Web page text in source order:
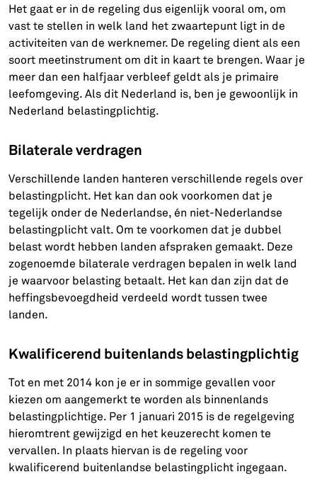
Het gaat er in de regeling dus eigenlijk vooral om, om
vast te stellen in welk land het zwaartepunt ligt in de
activiteiten van de werknemer. De regeling dient als een
soort meetinstrument om dit in kaart te brengen. Waar je
meer dan een halfjaar verbleef geldt als je primaire
leefomgeving. Als dit Nederland is, ben je gewoonlijk in
Nederland belastingplichtig.
Bilaterale verdragen
Verschillende landen hanteren verschillende regels over
belastingplicht. Het kan dan ook voorkomen dat je
tegelijk onder de Nederlandse, én niet-Nederlandse
belastingplicht valt. Om te voorkomen dat je dubbel
belast wordt hebben landen afspraken gemaakt. Deze
zogenoemde bilaterale verdragen bepalen in welk land
je waarvoor belasting betaalt. Het kan dan zijn dat de
heffingsbevoegdheid verdeeld wordt tussen twee
landen.
Kwalificerend buitenlands belastingplichtig
Tot en met 2014 kon je er in sommige gevallen voor
kiezen om aangemerkt te worden als binnenlands
belastingplichtige. Per 1 januari 2015 is de regelgeving
hieromtrent gewijzigd en het keuzerecht komen te
vervallen. In plaats hiervan is de regeling voor
kwalificerend buitenlandse belastingplicht ingegaan.